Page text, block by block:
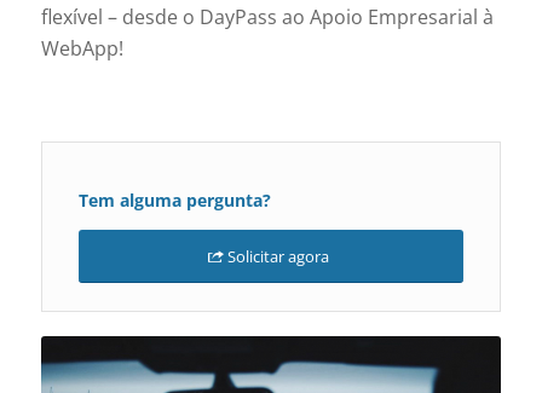
flexível – desde o DayPass ao Apoio Empresarial à
WebApp!
Tem alguma pergunta?
Solicitar agora